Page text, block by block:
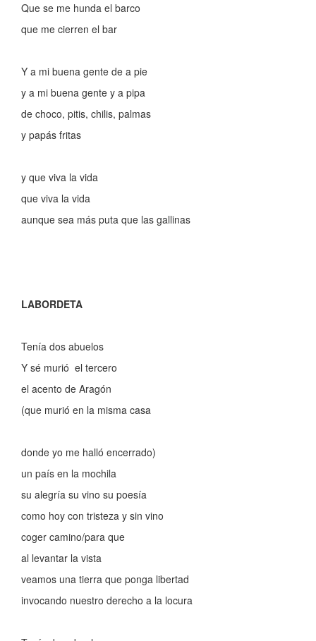
Que se me hunda el barco
que me cierren el bar
Y a mi buena gente de a pie
y a mi buena gente y a pipa
de choco, pitis, chilis, palmas
y papás fritas
y que viva la vida
que viva la vida
aunque sea más puta que las gallinas
LABORDETA
Tenía dos abuelos
Y sé murió el tercero
el acento de Aragón
(que murió en la misma casa
donde yo me halló encerrado)
un país en la mochila
su alegría su vino su poesía
como hoy con tristeza y sin vino
coger camino/para que
al levantar la vista
veamos una tierra que ponga libertad
invocando nuestro derecho a la locura